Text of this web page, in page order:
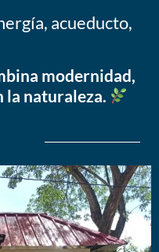
acueducto,
modernidad,
la naturaleza.